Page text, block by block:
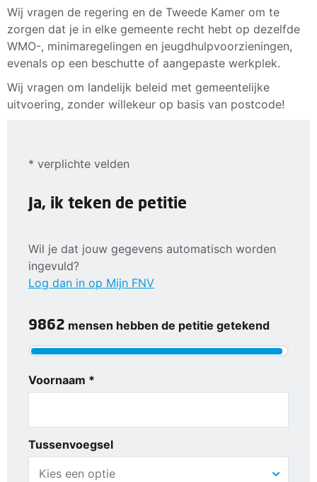
Wij vragen de regering en de Tweede Kamer om te
zorgen dat je in elke gemeente recht hebt op dezelfde
WMO-, minimaregelingen en jeugdhulpvoorzieningen,
evenals op een beschutte of aangepaste werkplek.
Wij vragen om landelijk beleid met gemeentelijke
uitvoering, zonder willekeur op basis van postcode!
* verplichte velden
Ja, ik teken de petitie
Wil je dat jouw gegevens automatisch worden
ingevuld?
Log dan in op Mijn FNV
9862 mensen hebben de petitie getekend
Voornaam *
Tussenvoegsel